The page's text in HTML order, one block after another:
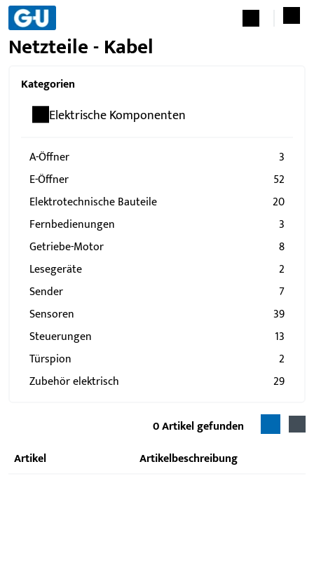
Netzteile - Kabel
Kategorien
Elektrische Komponenten
A-Öffner
3
E-Öffner
52
Elektrotechnische Bauteile
20
Fernbedienungen
3
Getriebe-Motor
8
Lesegeräte
2
Sender
7
Sensoren
39
Steuerungen
13
Türspion
2
Zubehör elektrisch
29
Artikel gefunden
Artikel
Artikelbeschreibung